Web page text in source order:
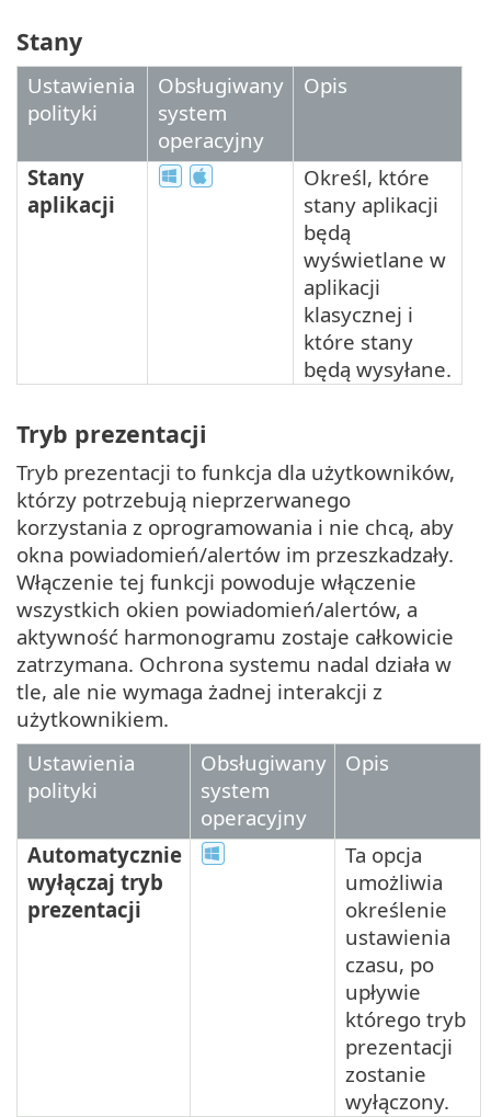
Stany
Ustawienia
polityki
Obsługiwany
system
operacyjny
Opis
Stany
aplikacji
Określ, które
stany aplikacji
będą
wyświetlane w
aplikacji
klasycznej i
które stany
będą wysyłane.
Tryb prezentacji
Tryb prezentacji to funkcja dla użytkowników,
którzy potrzebują nieprzerwanego
korzystania z oprogramowania i nie chcą, aby
okna powiadomień/alertów im przeszkadzały.
Włączenie tej funkcji powoduje włączenie
wszystkich okien powiadomień/alertów, a
aktywność harmonogramu zostaje całkowicie
zatrzymana. Ochrona systemu nadal działa w
tle, ale nie wymaga żadnej interakcji z
użytkownikiem.
Ustawienia
polityki
Obsługiwany
system
operacyjny
Opis
Automatycznie
wyłączaj tryb
prezentacji
Ta opcja
umożliwia
określenie
ustawienia
czasu, po
upływie
którego tryb
prezentacji
zostanie
wyłączony.